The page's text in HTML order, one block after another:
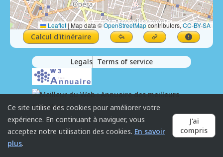
Leaflet | Map data ©OpenStreetMapcontributors,CC-BY-SA
Calcul d'itinéraire
Legals Terms of service
Ce site utilise des cookies pour améliorer votre
expérience. En continuant à naviguer, vous
acceptez notre utilisation des cookies. En savoir
plus.
J'ai
compris